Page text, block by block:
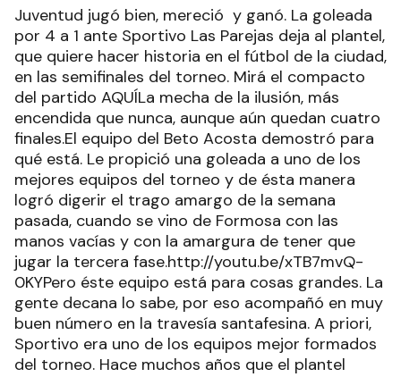
Juventud jugó bien, mereció y ganó. La goleada
por 4 a 1 ante Sportivo Las Parejas deja al plantel,
que quiere hacer historia en el fútbol de la ciudad,
en las semifinales del torneo. Mirá el compacto
del partido AQUÍLa mecha de la ilusión, más
encendida que nunca, aunque aún quedan cuatro
finales.El equipo del Beto Acosta demostró para
qué está. Le propició una goleada a uno de los
mejores equipos del torneo y de ésta manera
logró digerir el trago amargo de la semana
pasada, cuando se vino de Formosa con las
manos vacías y con la amargura de tener que
jugar la tercera fase.http://youtu.be/xTB7mvQ-
0KYPero éste equipo está para cosas grandes. La
gente decana lo sabe, por eso acompañó en muy
buen número en la travesía santafesina. A priori,
Sportivo era uno de los equipos mejor formados
del torneo. Hace muchos años que el plantel